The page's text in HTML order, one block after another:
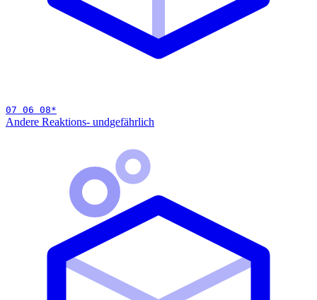
07 06 08*
Andere Reaktions- undgefährlich